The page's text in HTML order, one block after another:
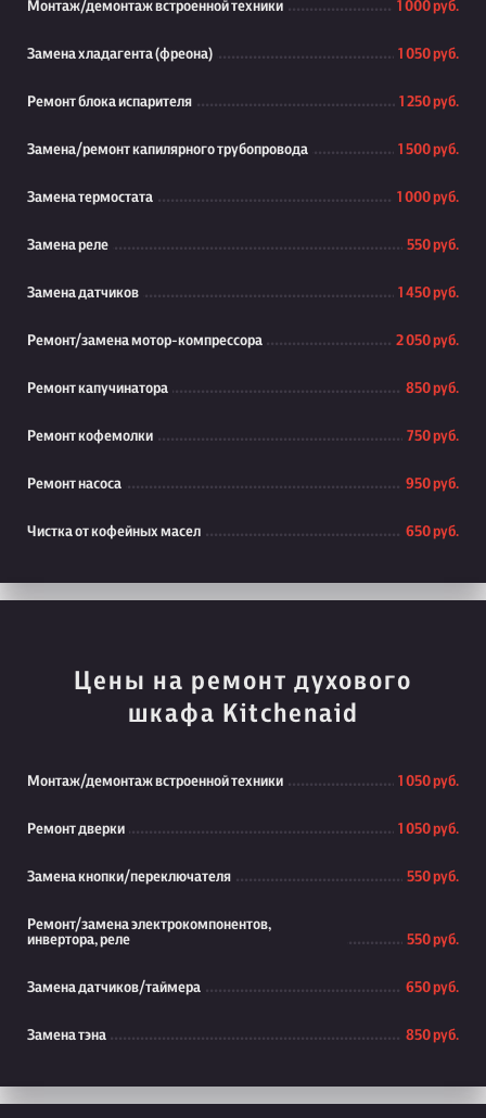
Монтаж/демонтаж встроенной техники 1 000 руб.
Замена хладагента (фреона) 1 050 руб.
Ремонт блока испарителя 1 250 руб.
Замена/ремонт капилярного трубопровода 1 500 руб.
Замена термостата 1 000 руб.
Замена реле 550 руб.
Замена датчиков 1 450 руб.
Ремонт/замена мотор-компрессора 2 050 руб.
Ремонт капучинатора 850 руб.
Ремонт кофемолки 750 руб.
Ремонт насоса 950 руб.
Чистка от кофейных масел 650 руб.
Цены на ремонт духового
шкафа Kitchenaid
Монтаж/демонтаж встроенной техники 1 050 руб.
Ремонт дверки 1 050 руб.
Замена кнопки/переключателя 550 руб.
Ремонт/замена электрокомпонентов,
инвертора, реле
550 руб.
Замена датчиков/таймера 650 руб.
Замена тэна 850 руб.